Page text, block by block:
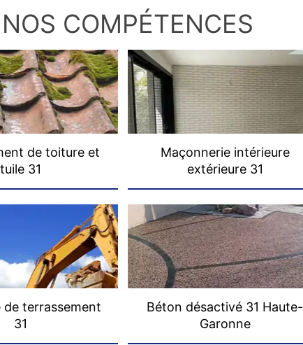
NOS COMPÉTENCES
de toiture et
tuile 31
Maçonnerie intérieure
extérieure 31
de terrassement
31
Béton désactivé 31 Haute-
Garonne